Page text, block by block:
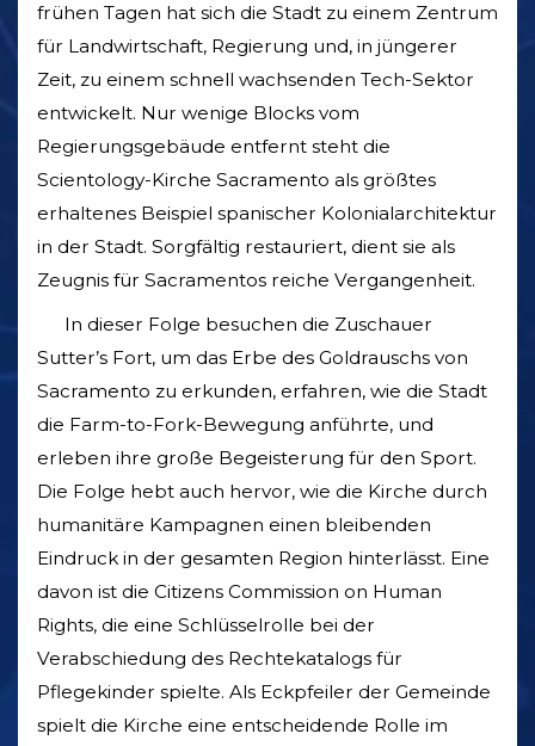
frühen Tagen hat sich die Stadt zu einem Zentrum
für Landwirtschaft, Regierung und, in jüngerer
Zeit, zu einem schnell wachsenden Tech-Sektor
entwickelt. Nur wenige Blocks vom
Regierungsgebäude entfernt steht die
Scientology-Kirche Sacramento als größtes
erhaltenes Beispiel spanischer Kolonialarchitektur
in der Stadt. Sorgfältig restauriert, dient sie als
Zeugnis für Sacramentos reiche Vergangenheit.
In dieser Folge besuchen die Zuschauer
Sutter’s Fort, um das Erbe des Goldrauschs von
Sacramento zu erkunden, erfahren, wie die Stadt
die Farm-to-Fork-Bewegung anführte, und
erleben ihre große Begeisterung für den Sport.
Die Folge hebt auch hervor, wie die Kirche durch
humanitäre Kampagnen einen bleibenden
Eindruck in der gesamten Region hinterlässt. Eine
davon ist die Citizens Commission on Human
Rights, die eine Schlüsselrolle bei der
Verabschiedung des Rechtekatalogs für
Pflegekinder spielte. Als Eckpfeiler der Gemeinde
spielt die Kirche eine entscheidende Rolle im